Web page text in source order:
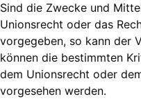
Sind die Zwecke und
Unionsrecht oder das
vorgegeben, so kann der
können die bestimmten
dem Unionsrecht oder
vorgesehen werden.